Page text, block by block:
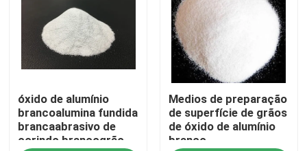
Casa
Produtos
Quem Somos
óxido de alumínio
brancoalumina fundida
brancaabrasivo de
corindo brancogrão
Medios de preparação
de superfície de grãos
de óxido de alumínio
branco